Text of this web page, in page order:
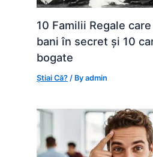
10 Familii Regale
bani în secret și 10
bogate
Știai Că? / Byadmin